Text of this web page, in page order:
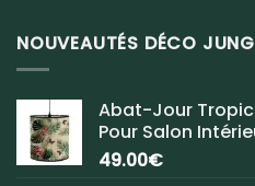
NOUVEAUTÉS DÉCO
Abat-Jour
Pour Salon
49.00€